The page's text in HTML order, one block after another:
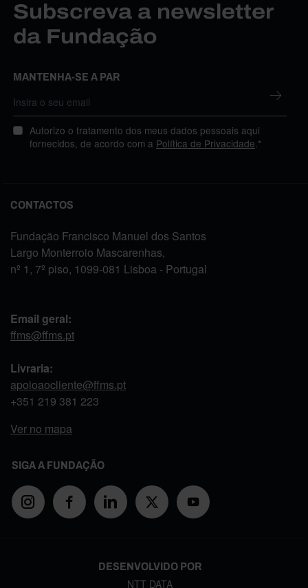
Subscreva a newsletter
da Fundação
MANTENHA-SE A PAR
Autorizo o tratamento dos meus dados pessoais aqui
fornecidos, de acordo com a Política de Privacidade.*
CONTACTOS
Fundação Francisco Manuel dos Santos
Largo Monterroio Mascarenhas,
nº 1, 7º piso, 1099-081 Lisboa - Portugal
Email geral:
ffms@ffms.pt
Livraria:
apoioaocliente@ffms.pt
+351 219 381 223
Ver no mapa
SIGA A FUNDAÇÃO
DESENVOLVIDO POR
NTT DATA